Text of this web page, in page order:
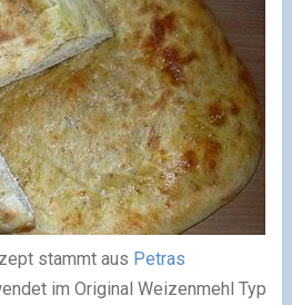
stammt aus Petras
im Original Weizenmehl Typ